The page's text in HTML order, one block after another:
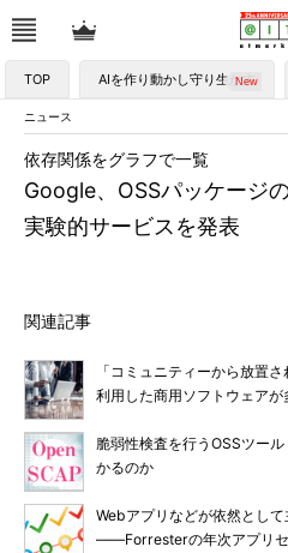
TOP AIを作り動かし守り生かす
ニュース
Google、OSSパッケージ
実験的サービスを発表
依存関係をグラフで一覧
関連記事
「コミュニティーから放置
利用した商用ソフトウェア
脆弱性検査を行うOSSツー
かるのか
Webアプリなどが依然とし
――Forresterの年次アプリセ